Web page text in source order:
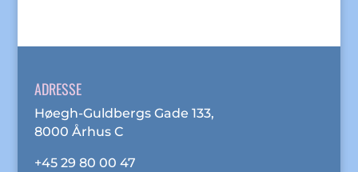
ADRESSE
Høegh-Guldbergs Gade 133,
8000 Århus C
+45 29 80 00 47